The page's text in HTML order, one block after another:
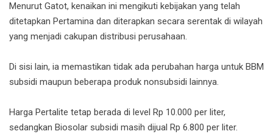
Menurut Gatot, kenaikan ini mengikuti kebijakan yang telah
ditetapkan Pertamina dan diterapkan secara serentak di wilayah
yang menjadi cakupan distribusi perusahaan.
Di sisi lain, ia memastikan tidak ada perubahan harga untuk BBM
subsidi maupun beberapa produk nonsubsidi lainnya.
Harga Pertalite tetap berada di level Rp 10.000 per liter,
sedangkan Biosolar subsidi masih dijual Rp 6.800 per liter.